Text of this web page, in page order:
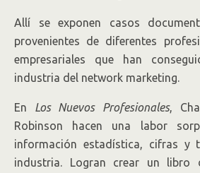
Allí se exponen casos
provenientes de diferentes
empresariales que han
industria del network marketing.
En Los Nuevos Profesionales,
Robinson hacen una labor
información estadística, cifras y
industria. Logran crear un libro